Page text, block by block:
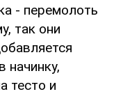
- перемолоть
так они
начинку,
тесто и